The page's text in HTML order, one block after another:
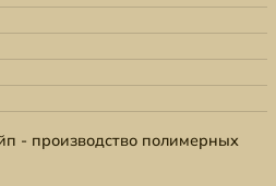
- производство полимерных